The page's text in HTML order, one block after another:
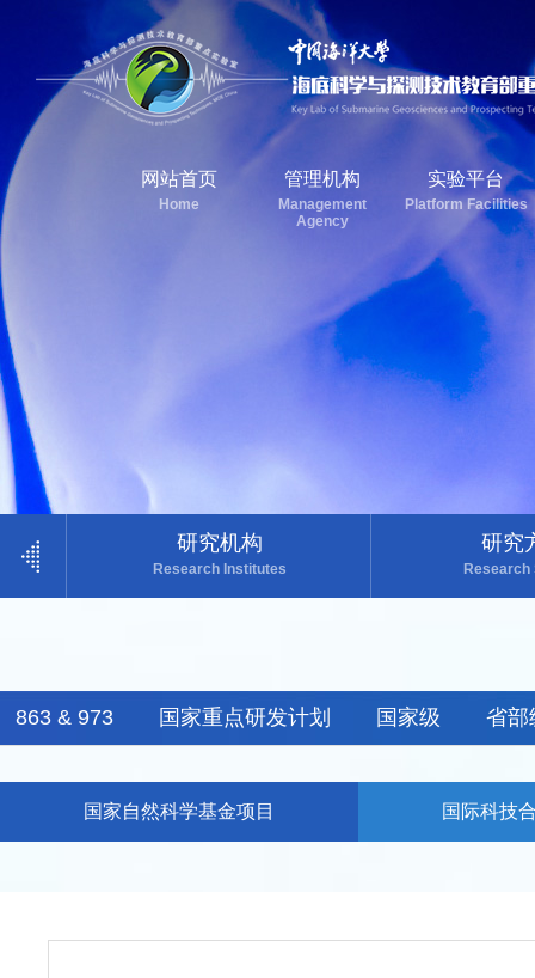
网站首页
Home
管理机构
Management
Agency
实验平台
Platform Facilities
研究机构
Research Institutes
研究
Research
863 & 973 国家重点研发计划 国家级 省部
国家自然科学基金项目 国际科技